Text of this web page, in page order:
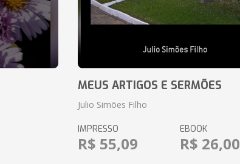
MEUS ARTIGOS E SERMÕES
Julio Simões Filho
IMPRESSO
R$ 55,09
EBOOK
R$ 26,00